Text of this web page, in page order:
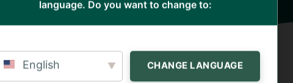
language. Do you want to change to:
English CHANGE LANGUAGE